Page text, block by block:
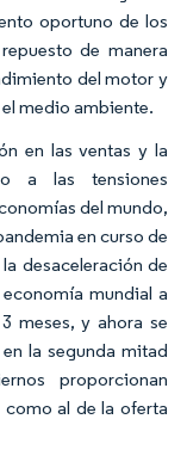
oportuno de los
de manera
del motor y
medio ambiente.
en las ventas y la
a las tensiones
del mundo,
en curso de
desaceleración de
mundial a
meses, y ahora se
la segunda mitad
proporcionan
al de la oferta